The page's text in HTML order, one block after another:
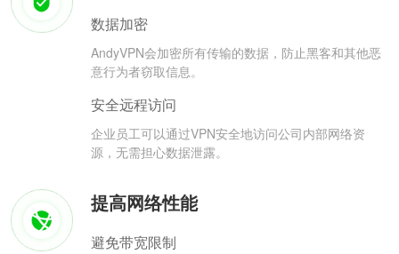
数据加密
AndyVPN会加密所有传输的数据，防止黑客和其他恶
意行为者窃取信息。
安全远程访问
企业员工可以通过VPN安全地访问公司内部网络资
源，无需担心数据泄露。
提高网络性能
避免带宽限制